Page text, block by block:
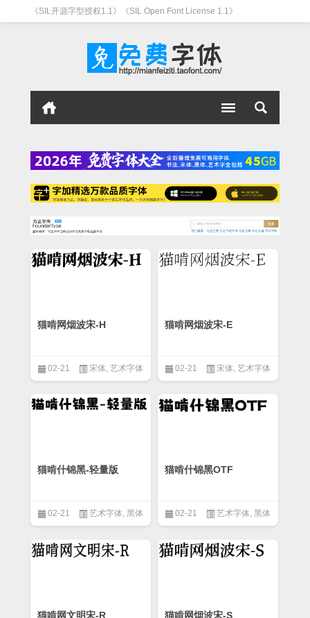
《SIL开源字型授权1.1》《SIL Open Font License 1.1》
猫啃网烟波宋-H
02-21 宋体,艺术字体
猫啃网烟波宋-E
02-21 宋体,艺术字体
猫啃什锦黑-轻量版
02-21 艺术字体,黑体
猫啃什锦黑OTF
02-21 艺术字体,黑体
猫啃网文明宋-R 猫啃网烟波宋-S